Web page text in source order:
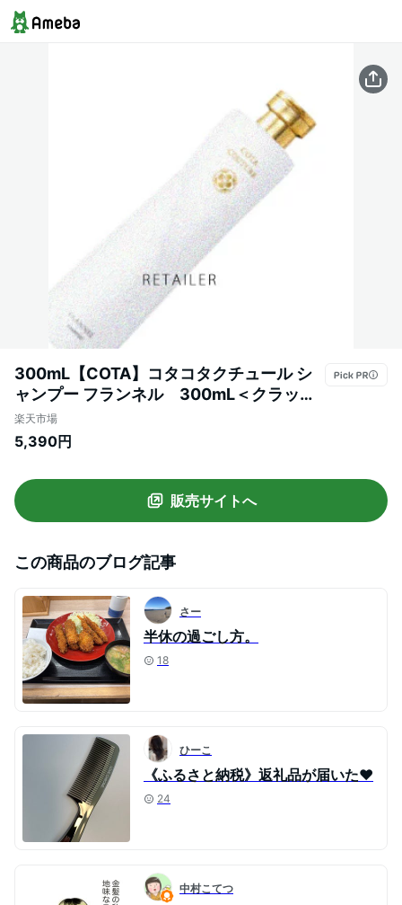
300mL【COTA】コタコタクチュール シ
ャンプー フランネル 300mL＜クラッシ
ーブーケの香り＞＜保湿＞＜補修＞＜サロ
ン専売品＞＜頭皮ケア＞
楽天市場
5,390円
販売サイトへ
この商品のブログ記事
さー
半休の過ごし方。
18
ひーこ
《ふるさと納税》返礼品が届いた♥️
24
中村こてつ